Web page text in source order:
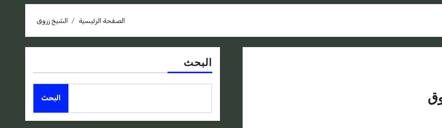
الصفحة الرئيسية الشيخ زروق
البحث
البحث